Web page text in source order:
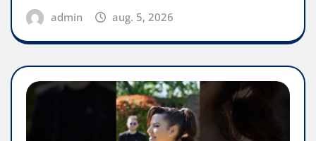
admin aug. 5, 2026